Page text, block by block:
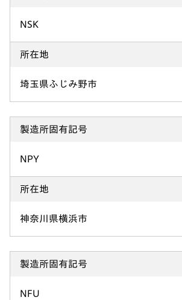
NSK
所在地
埼玉県ふじみ野市
製造所固有記号
NPY
所在地
神奈川県横浜市
製造所固有記号
NFU